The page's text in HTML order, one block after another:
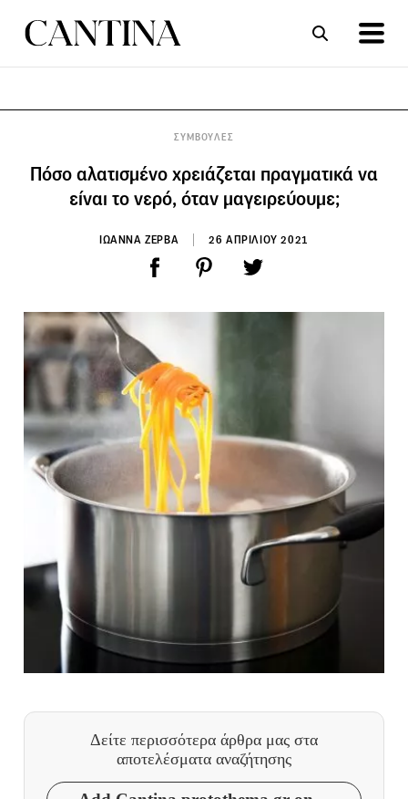
ΣΥΜΒΟΥΛΕΣ
Πόσο αλατισμένο χρειάζεται πραγματικά να
είναι το νερό, όταν μαγειρεύουμε;
ΙΩΑΝΝΑ ΖΕΡΒΑ 26 ΑΠΡΙΛΙΟΥ 2021
Δείτε περισσότερα άρθρα μας στα
αποτελέσματα αναζήτησης